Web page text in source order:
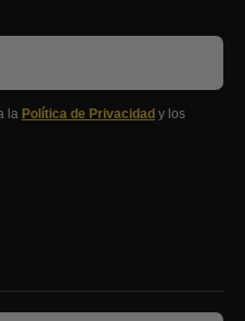
la Política de Privacidad y los